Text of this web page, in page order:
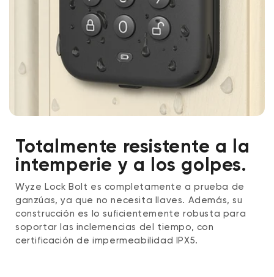
Totalmente resistente a la
intemperie y a los golpes.
Wyze Lock Bolt es completamente a prueba de
ganzúas, ya que no necesita llaves. Además, su
construcción es lo suficientemente robusta para
soportar las inclemencias del tiempo, con
certificación de impermeabilidad IPX5.